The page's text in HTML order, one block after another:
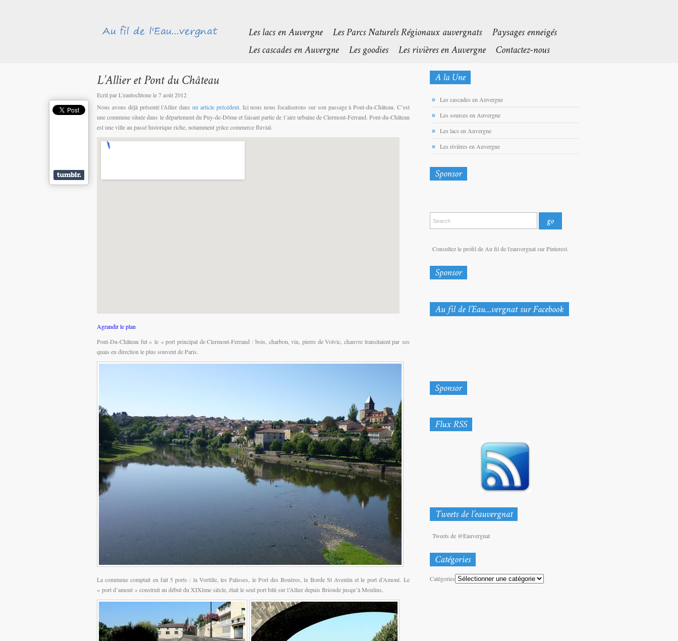
Ecrit par L'eautochtone le 7 août 2012
Nous avons déjà présenté l’Allier dans un article précédent. Ici nous nous focaliserons sur son passage à Pont-du-Château. C’est
une commune située dans le département du Puy-de-Dôme et faisant partie de l’aire urbaine de Clermont-Ferrand. Pont-du-Château
est une ville au passé historique riche, notamment grâce commerce fluvial.
Agrandir le plan
Pont-Du-Château fut « le » port principal de Clermont-Ferrand : bois, charbon, vin, pierre de Volvic, chanvre transitaient par ses
quais en direction le plus souvent de Paris.
La commune comptait en fait 5 ports : la Vortille, les Palisses, le Port des Bouères, la Borde St Aventin et le port d’Amont. Le
« port d’amont » construit au début du XIXème siècle, était le seul port bâti sur l’Allier depuis Brioude jusqu’à Moulins.
Les cascades en Auvergne
Les sources en Auvergne
Les lacs en Auvergne
Les rivières en Auvergne
Consultez le profil de Au fil de l'eauvergnat sur Pinterest.
Tweets de @Eauvergnat
Catégories